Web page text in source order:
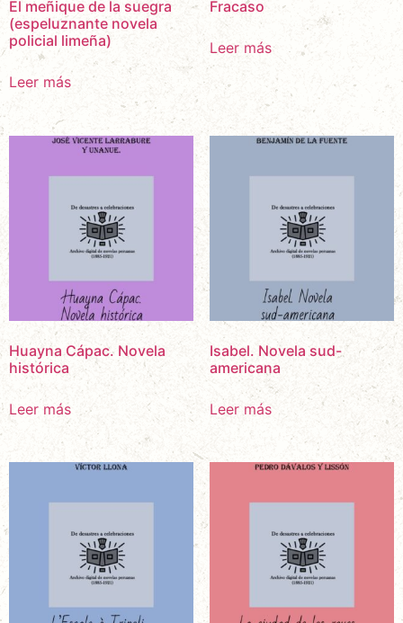
El meñique de la suegra
(espeluznante novela
policial limeña)
Leer más
Fracaso
Leer más
Huayna Cápac. Novela
histórica
Leer más
Isabel. Novela sud-
americana
Leer más